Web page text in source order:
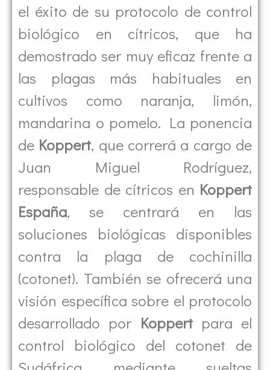
el éxito de su protocolo de control
biológico en cítricos, que ha
demostrado ser muy eficaz frente a
las plagas más habituales en
cultivos como naranja, limón,
mandarina o pomelo. La ponencia
de Koppert, que correrá a cargo de
Juan Miguel Rodríguez,
responsable de cítricos en Koppert
España, se centrará en las
soluciones biológicas disponibles
contra la plaga de cochinilla
(cotonet). También se ofrecerá una
visión específica sobre el protocolo
desarrollado por Koppertpara el
control biológico del cotonet de